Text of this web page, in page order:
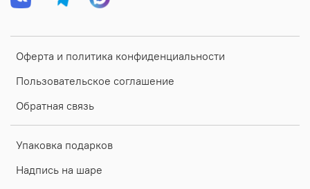
Оферта и политика конфиденциальности
Пользовательское соглашение
Обратная связь
Упаковка подарков
Надпись на шаре